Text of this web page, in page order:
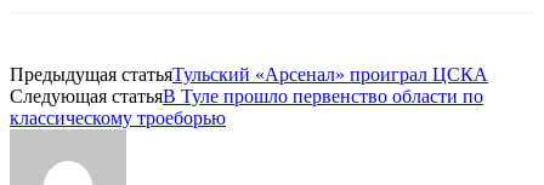
Предыдущая статьяТульский «Арсенал» проиграл ЦСКА
Следующая статьяВ Туле прошло первенство области по
классическому троеборью